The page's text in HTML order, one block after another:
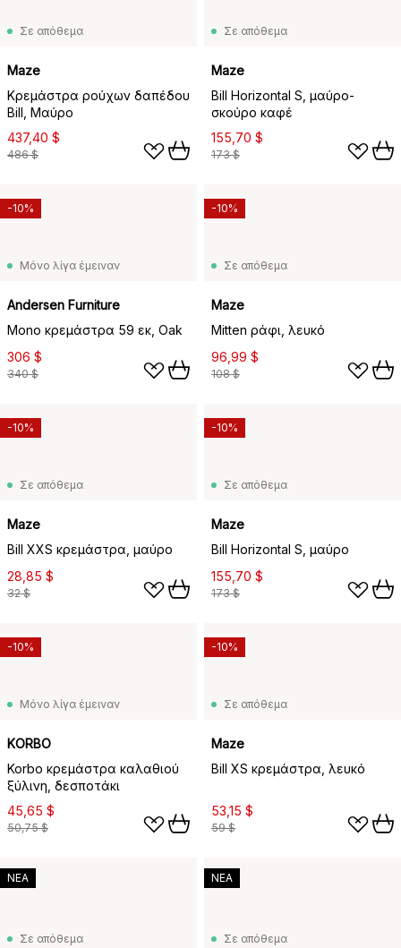
Σε απόθεμα
Maze
Κρεμάστρα ρούχων δαπέδου
Bill, Μαύρο
437,40 $
486 $
Σε απόθεμα
Maze
Bill Horizontal S, μαύρο-
σκούρο καφέ
155,70 $
173 $
Μόνο λίγα έμειναν
Andersen Furniture
Mono κρεμάστρα 59 εκ, Oak
306 $
340 $
-10%
Σε απόθεμα
Maze
Mitten ράφι, λευκό
96,99 $
108 $
-10%
Σε απόθεμα
Maze
Bill XXS κρεμάστρα, μαύρο
28,85 $
32 $
-10%
Σε απόθεμα
Maze
Bill Horizontal S, μαύρο
155,70 $
173 $
-10%
Μόνο λίγα έμειναν
KORBO
Korbo κρεμάστρα καλαθιού
ξύλινη, δεσποτάκι
45,65 $
50,75 $
-10%
Σε απόθεμα
Maze
Bill XS κρεμάστρα, λευκό
53,15 $
59 $
-10%
Σε απόθεμα
ΝΕΑ
Σε απόθεμα
ΝΕΑ